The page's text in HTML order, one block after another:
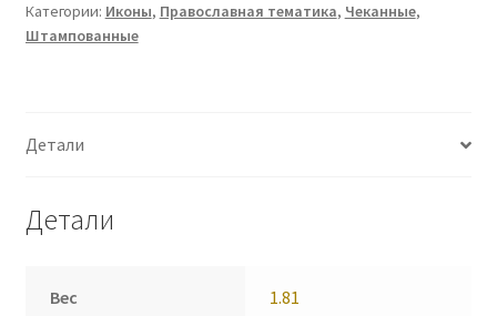
Категории: Иконы, Православная тематика, Чеканные,
Штампованные
Детали
Детали
Вес 1.81